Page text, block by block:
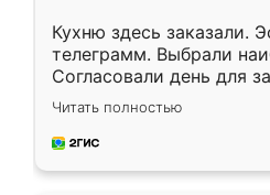
Кухню здесь заказали.
телеграмм. Выбрали
Согласовали день для
недели кухня была уже
довольны работой.
мебель за качественную
Читать полностью